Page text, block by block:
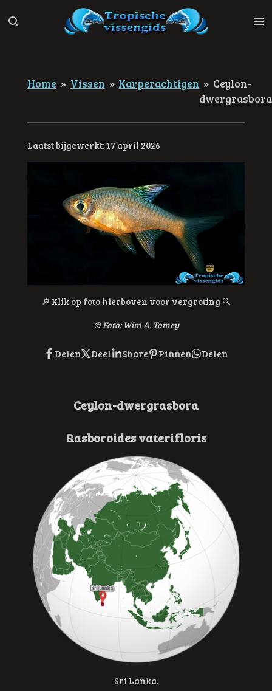
direct
Home » Vissen » Karperachtigen » Ceylon-
dwergrasbora
Laatst bijgewerkt: 17 april 2026
🔎 Klik op foto hierboven voor vergroting 🔍
© Foto: Wim A. Tomey
Delen Deel Share Pinnen Delen
Ceylon-dwergrasbora
Rasboroides vaterifloris
Sri Lanka.